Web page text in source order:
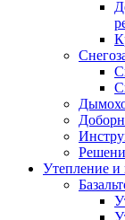
Утепление и